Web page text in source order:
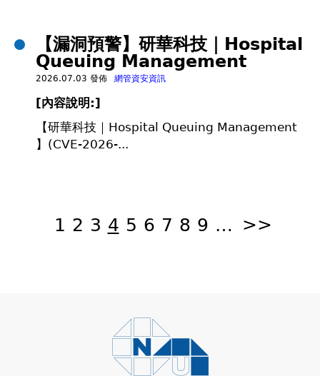
【漏洞預警】研華科技｜Hospital
Queuing Management
2026.07.03 發佈 網管資安資訊
[內容說明:]
【研華科技｜Hospital Queuing Management
】(CVE-2026-...
1 2 3 4 5 6 7 8 9 … >>